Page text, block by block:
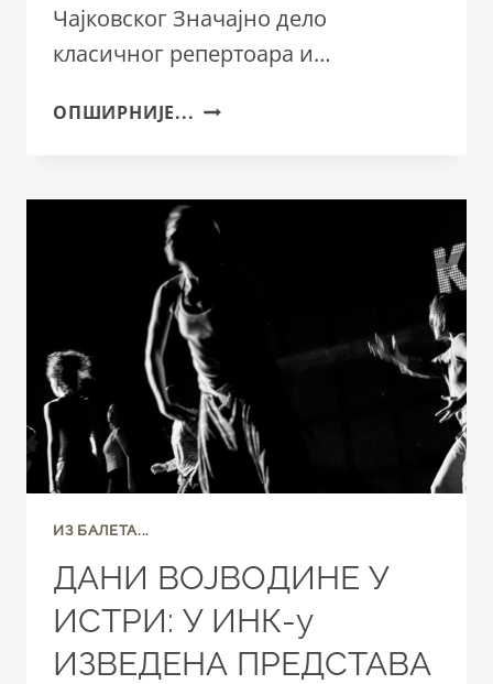
Чајковског Значајно дело
класичног репертоара и…
ОПШИРНИЈЕ... НАЈАВА:
ИЗ БАЛЕТА...
ДАНИ ВОЈВОДИНЕ У
ИСТРИ: У ИНК-у
ИЗВЕДЕНА ПРЕДСТАВА